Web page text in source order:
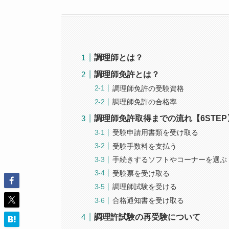
調理師とは？
調理師免許とは？
調理師免許の受験資格
調理師免許の合格率
調理師免許取得までの流れ【6STEP
受験申請用書類を受け取る
受験手数料を支払う
手続きするソフトやコーナーを選ぶ
受験票を受け取る
調理師試験を受ける
合格通知書を受け取る
調理許試験の再受験について